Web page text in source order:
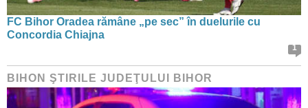
FC Bihor Oradea rămâne „pe sec” în duelurile cu
Concordia Chiajna
1
BIHON ŞTIRILE JUDEŢULUI BIHOR